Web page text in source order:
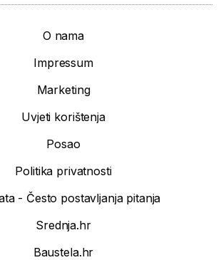
O nama
Impressum
Marketing
Uvjeti korištenja
Posao
Politika privatnosti
- Često postavljanja pitanja
Srednja.hr
Baustela.hr